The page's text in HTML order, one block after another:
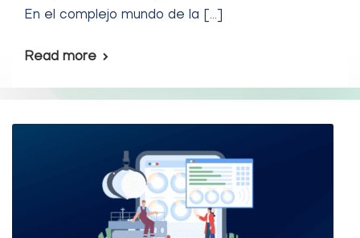
En el complejo mundo de la […]
Read more